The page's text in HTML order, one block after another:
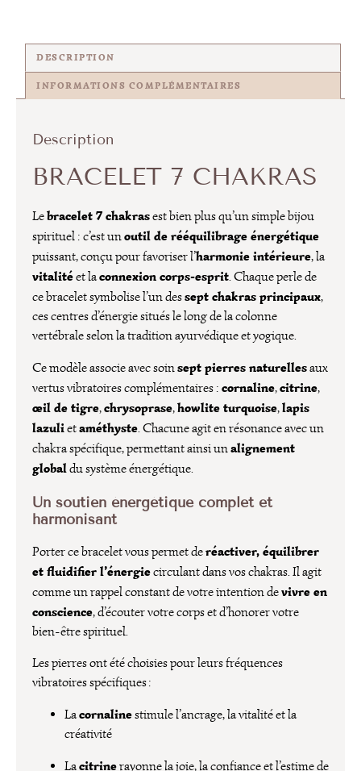
DESCRIPTION
INFORMATIONS COMPLÉMENTAIRES
Description
BRACELET 7 CHAKRAS
Lebracelet 7 chakrasest bien plus qu’un simple bijou
spirituel : c’est unoutil de rééquilibrage énergétique
puissant, conçu pour favoriser l’harmonie intérieure, la
vitalitéet laconnexion corps-esprit. Chaque perle de
ce bracelet symbolise l’un dessept chakras principaux,
ces centres d’énergie situés le long de la colonne
vertébrale selon la tradition ayurvédique et yogique.
Ce modèle associe avec soinsept pierres naturellesaux
vertus vibratoires complémentaires : cornaline,citrine,
œil de tigre,chrysoprase,howlite turquoise,lapis
lazulietaméthyste. Chacune agit en résonance avec un
chakra spécifique, permettant ainsi unalignement
globaldu système énergétique.
Un soutien énergétique complet et
harmonisant
Porter ce bracelet vous permet deréactiver, équilibrer
et fluidifier l’énergiecirculant dans vos chakras. Il agit
comme un rappel constant de votre intention devivre en
conscience, d’écouter votre corps et d’honorer votre
bien-être spirituel.
Les pierres ont été choisies pour leurs fréquences
vibratoires spécifiques :
Lacornalinestimule l’ancrage, la vitalité et la
créativité
Lacitrinerayonne la joie, la confiance et l’estime de